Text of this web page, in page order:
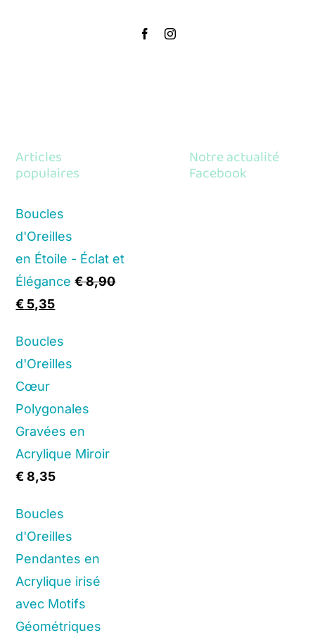
Articles
populaires
Boucles
d'Oreilles
en Étoile - Éclat et
Élégance €8,90
Original
was:
€ 8,90.
€ 5,35Current
is:
€ 5,35.
Boucles
d'Oreilles
Cœur
Polygonales
Gravées en
Acrylique Miroir
€8,35
Boucles
d'Oreilles
Pendantes en
Acrylique irisé
avec Motifs
Géométriques
Notre actualité
Facebook